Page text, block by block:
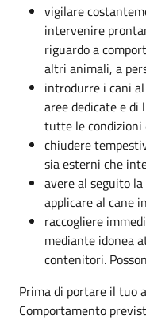
vigilare
intervenire
riguardo a
altri animali, a
introdurre i cani
aree dedicate e
tutte le condizioni
chiudere
sia esterni che
avere al seguito
applicare al cane
raccogliere
mediante idonea
contenitori.
Prima di portare il tuo
Comportamento